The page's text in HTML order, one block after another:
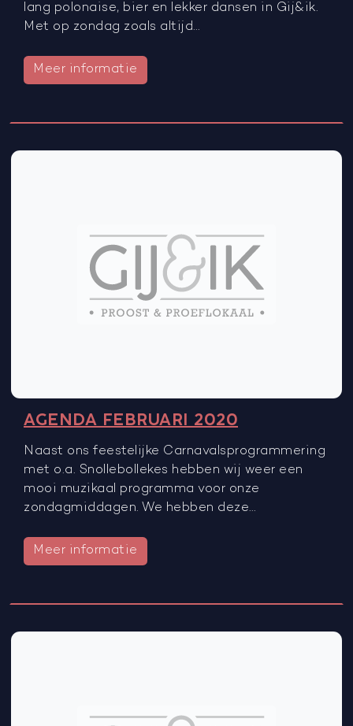
lang polonaise, bier en lekker dansen in Gij&ik.
Met op zondag zoals altijd…
Meer informatie
AGENDA FEBRUARI 2020
Naast ons feestelijke Carnavalsprogrammering
met o.a. Snollebollekes hebben wij weer een
mooi muzikaal programma voor onze
zondagmiddagen. We hebben deze…
Meer informatie